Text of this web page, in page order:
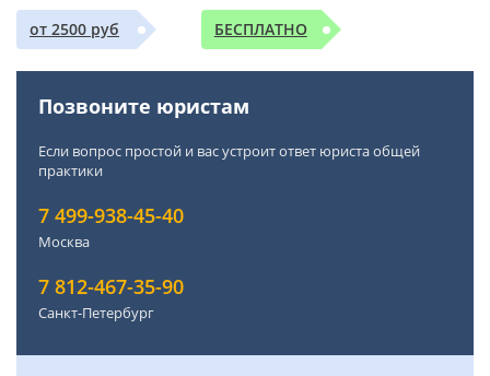
от 2500 руб БЕСПЛАТНО
Позвоните юристам
Если вопрос простой и вас устроит ответ юриста общей
практики
7 499-938-45-40
Москва
7 812-467-35-90
Санкт-Петербург